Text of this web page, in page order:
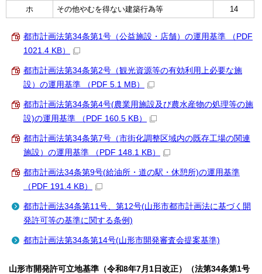
ホ
その他やむを得ない建築行為等 14
都市計画法第34条第1号（公益施設・店舗）の運用基準 （PDF
1021.4 KB）
都市計画法第34条第2号（観光資源等の有効利用上必要な施
設）の運用基準 （PDF 5.1 MB）
都市計画法第34条第4号(農業用施設及び農水産物の処理等の施
設)の運用基準 （PDF 160.5 KB）
都市計画法第34条第7号（市街化調整区域内の既存工場の関連
施設）の運用基準 （PDF 148.1 KB）
都市計画法34条第9号(給油所・道の駅・休憩所)の運用基準
（PDF 191.4 KB）
都市計画法34条第11号、第12号(山形市都市計画法に基づく開
発許可等の基準に関する条例)
都市計画法第34条第14号(山形市開発審査会提案基準)
山形市開発許可立地基準（令和8年7月1日改正）（法第34条第1号